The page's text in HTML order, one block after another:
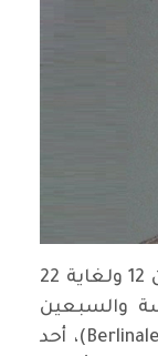
تشهد العاصمة الألمانية "برلين" من 12 ولغاية 22
والسبعين
لمهرجان برلين السينمائي الدولي (Berlinale)، أحد